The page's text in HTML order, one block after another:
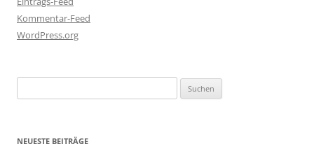
Kommentar-Feed
WordPress.org
nach:
NEUESTE BEITRÄGE